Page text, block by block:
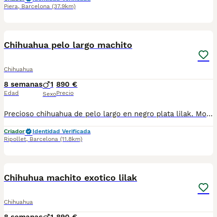
Piera, Barcelona (37.9km)
Chihuahua pelo largo machito
Chihuahua
8 semanas
Edad
1
Sexo
890 €
Precio
Precioso chihuahua de pelo largo en negro plata lilak. Morfologia preciosa. Se entrega con toda su documentación al dia. Telef 630714585 . Es el de la foto
Criador
Identidad Verificada
Ripollet, Barcelona (11.8km)
Chihuhua machito exotico lilak
Chihuahua